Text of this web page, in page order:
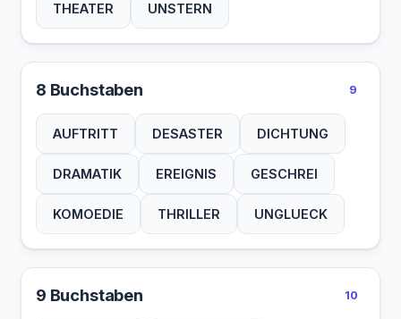
THEATER UNSTERN
8 Buchstaben 9
AUFTRITT DESASTER DICHTUNG
DRAMATIK EREIGNIS GESCHREI
KOMOEDIE THRILLER UNGLUECK
9 Buchstaben 10